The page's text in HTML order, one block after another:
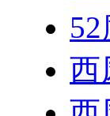
西